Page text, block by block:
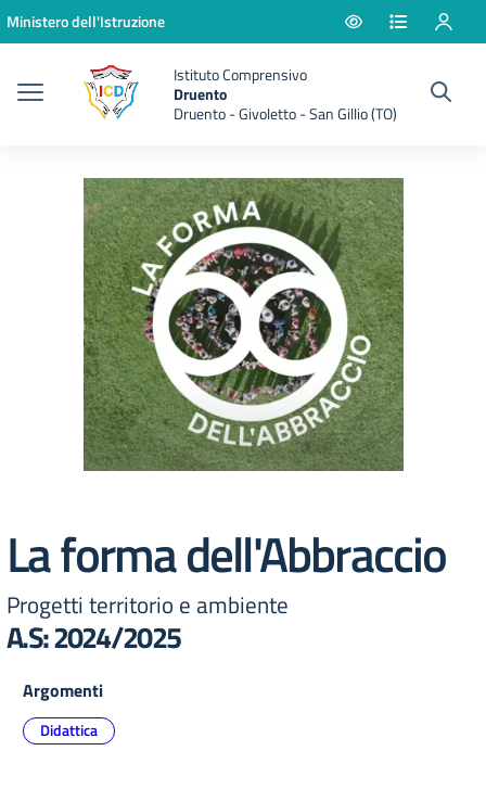
Vai ai contenuti
Vai al menu di navigazione
Vai al footer
Ministero dell'Istruzione
Istituto Comprensivo
Druento
Druento - Givoletto - San Gillio (TO)
La forma dell'Abbraccio
Progetti territorio e ambiente
A.S: 2024/2025
Argomenti
Didattica